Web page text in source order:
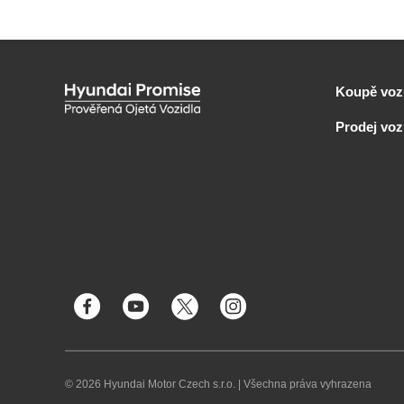
Koupě
Prodej
© 2026 Hyundai Motor Czech s.r.o. Všechna práva vyhrazena